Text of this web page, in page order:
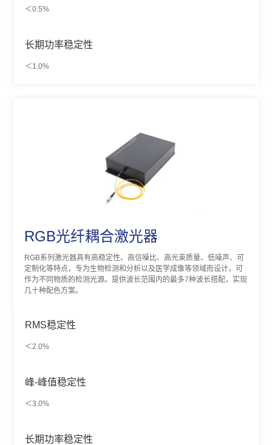
＜0.5%
长期功率稳定性
＜1.0%
RGB光纤耦合激光器
RGB系列激光器具有高稳定性、高信噪比、高光束质量、低噪声、可
定制化等特点，专为生物检测和分析以及医学成像等领域而设计，可
作为不同物质的检测光源。提供波长范围内的最多7种波长搭配，实现
几十种配色方案。
RMS稳定性
＜2.0%
峰-峰值稳定性
＜3.0%
长期功率稳定性